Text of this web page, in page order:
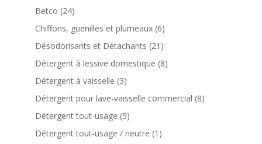
Betco (24)
Chiffons, guenilles et plumeaux (6)
Désodorisants et Détachants (21)
Détergent à lessive domestique (8)
Détergent à vaisselle (3)
Détergent pour lave-vaisselle commercial (8)
Détergent tout-usage (5)
Détergent tout-usage / neutre (1)